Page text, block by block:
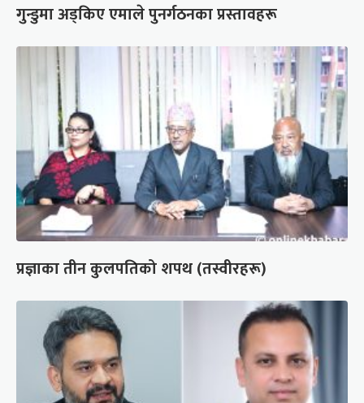
गुन्डुमा अड्किए एमाले पुनर्गठनका प्रस्तावहरू
प्रज्ञाका तीन कुलपतिको शपथ (तस्वीरहरू)